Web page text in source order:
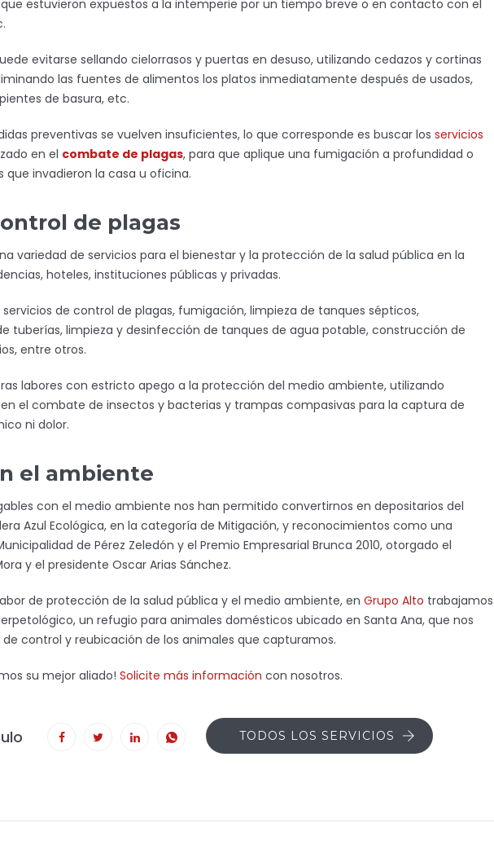
estuvieron expuestos a la intemperie por un tiempo breve o en contacto con el
evitarse sellando cielorrasos y puertas en desuso, utilizando cedazos y cortinas
las fuentes de alimentos los platos inmediatamente después de usados,
de basura, etc.
preventivas se vuelven insuficientes, lo que corresponde es buscar los servicios
en el combate de plagas, para que aplique una fumigación a profundidad o
que invadieron la casa u oficina.
de plagas
variedad de servicios para el bienestar y la protección de la salud pública en la
hoteles, instituciones públicas y privadas.
de control de plagas, fumigación, limpieza de tanques sépticos,
tuberías, limpieza y desinfección de tanques de agua potable, construcción de
entre otros.
labores con estricto apego a la protección del medio ambiente, utilizando
el combate de insectos y bacterias y trampas compasivas para la captura de
ni dolor.
el ambiente
con el medio ambiente nos han permitido convertirnos en depositarios del
Azul Ecológica, en la categoría de Mitigación, y reconocimientos como una
de Pérez Zeledón y el Premio Empresarial Brunca 2010, otorgado el
y el presidente Oscar Arias Sánchez.
de protección de la salud pública y el medio ambiente, en Grupo Alto trabajamos
un refugio para animales domésticos ubicado en Santa Ana, que nos
control y reubicación de los animales que capturamos.
su mejor aliado! Solicite más información con nosotros.
TODOS LOS SERVICIOS